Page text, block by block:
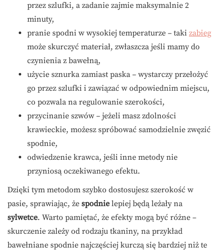
przez szlufki, a zadanie zajmie maksymalnie 2
minuty,
pranie spodni w wysokiej temperaturze – taki zabieg
może skurczyć materiał, zwłaszcza jeśli mamy do
czynienia z bawełną,
użycie sznurka zamiast paska – wystarczy przełożyć
go przez szlufki i zawiązać w odpowiednim miejscu,
co pozwala na regulowanie szerokości,
przycinanie szwów – jeżeli masz zdolności
krawieckie, możesz spróbować samodzielnie zwęzić
spodnie,
odwiedzenie krawca, jeśli inne metody nie
przyniosą oczekiwanego efektu.
Dzięki tym metodom szybko dostosujesz szerokość w
pasie, sprawiając, że spodnie lepiej będą leżały na
sylwetce. Warto pamiętać, że efekty mogą być różne –
skurczenie zależy od rodzaju tkaniny, na przykład
bawełniane spodnie najczęściej kurczą się bardziej niż te